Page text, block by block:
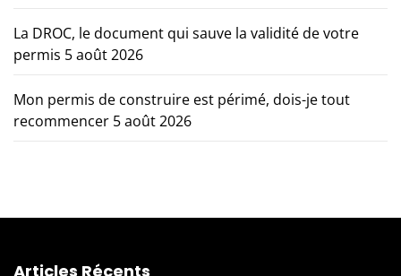
La DROC, le document qui sauve la validité de votre
permis 5 août 2026
Mon permis de construire est périmé, dois-je tout
recommencer 5 août 2026
Articles Récents